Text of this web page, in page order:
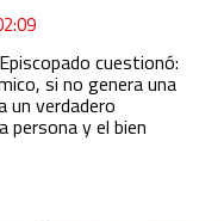
cuestionó:
si no genera una
un verdadero
persona y el bien